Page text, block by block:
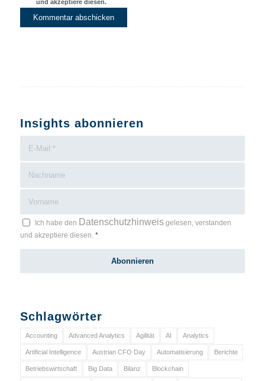
und akzeptiere diesen.
Insights abonnieren
Ich habe den Datenschutzhinweisgelesen, verstanden
und akzeptiere diesen. *
Schlagwörter
Accounting Advanced Analytics Agilität AI Analytics
Artificial Intelligence Austrian CFO Day Automatisierung Berichte
Betriebswirtschaft Big Data Bilanz Blockchain